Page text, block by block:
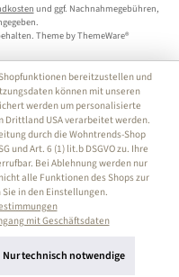
und ggf. Nachnahmegebühren,
Theme byThemeWare®
bereitzustellen und
können mit unseren
werden um personalisierte
Drittland USA verarbeitet werden.
durch die Wohntrends-Shop
und Art. 6 (1) lit.b DSGVO zu. Ihre
Bei Ablehnung werden nur
alle Funktionen des Shops zur
in den Einstellungen.
mit Geschäftsdaten
Nur technisch notwendige